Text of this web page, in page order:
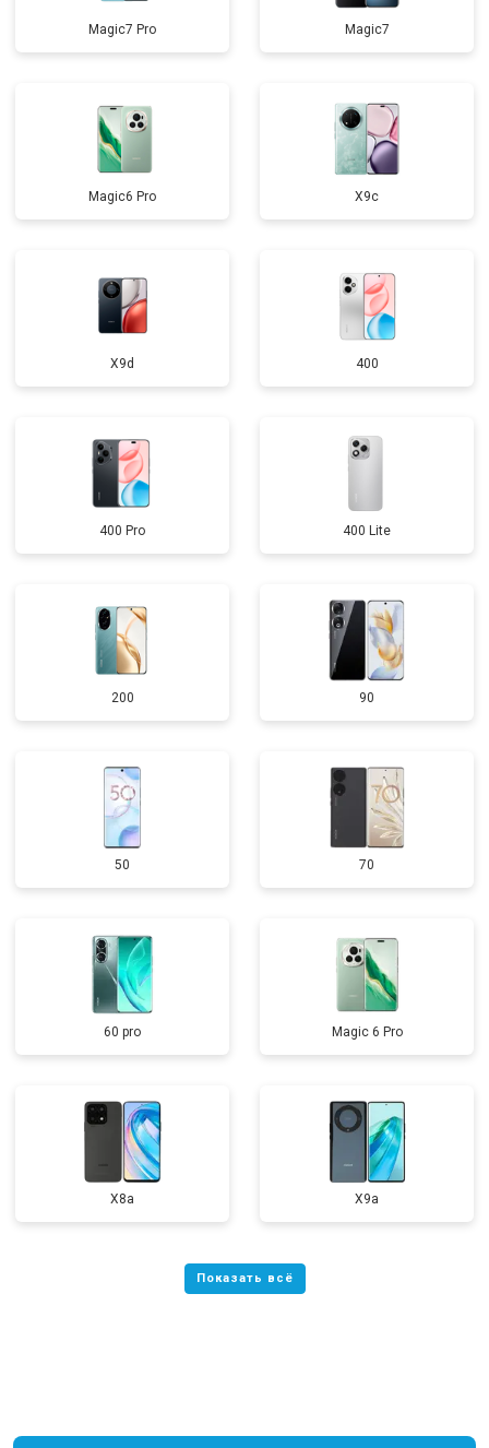
Magic7 Pro Magic7
Magic6 Pro X9c
X9d 400
400 Pro 400 Lite
200 90
50 70
60 pro Magic 6 Pro
X8a X9a